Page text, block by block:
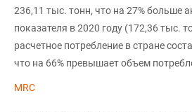
236,11 тыс. тонн, что на 27% больше
показателя в 2020 году (172,36 тыс.
расчетное потребление в стране
что на 66% превышает объем
MRC